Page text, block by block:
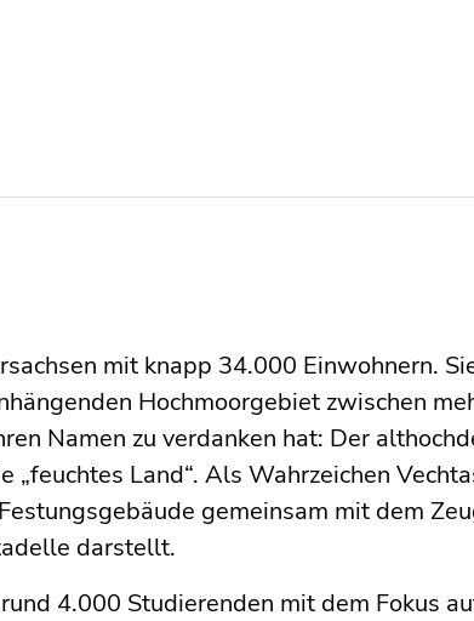
mit knapp 34.000 Einwohnern.
Hochmoorgebiet zwischen
Namen zu verdanken hat: Der
„feuchtes Land“. Als Wahrzeichen
gemeinsam mit dem
darstellt.
4.000 Studierenden mit dem Fokus